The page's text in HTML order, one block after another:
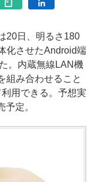
20日、明るさ180
化させたAndroid端
。内蔵無線LAN機
組み合わせること
用できる。予想実
定。